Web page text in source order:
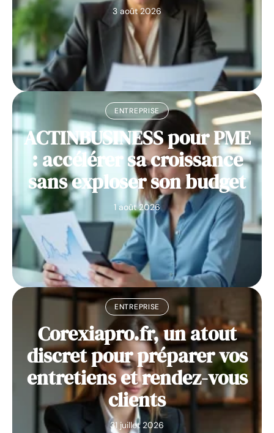
3 août 2026
ENTREPRISE
ACTINBUSINESS pour PME
: accélérer sa croissance
sans exploser son budget
1 août 2026
ENTREPRISE
Corexiapro.fr, un atout
discret pour préparer vos
entretiens et rendez-vous
clients
31 juillet 2026